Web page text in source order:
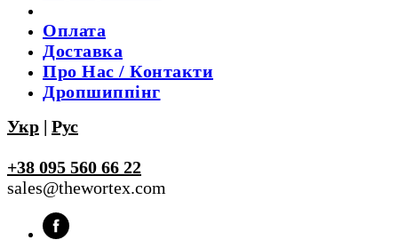
Оплата
Доставка
Про Нас / Контакти
Дропшиппінг
Укр | Рус
+38 095 560 66 22
sales@thewortex.com